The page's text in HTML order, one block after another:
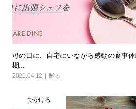
母の日に、自宅にいながら感動の食事
期...
2021.04.12 贈る
でかける